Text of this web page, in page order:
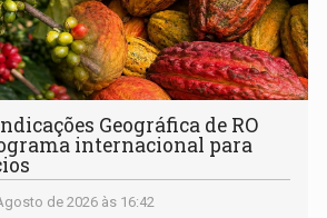
Geográfica de RO
internacional para
de 2026 às 16:42